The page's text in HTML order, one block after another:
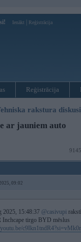
Ienākt Reģistrācija
Reģistrācija
rakstura
ar jauniem auto
09:02
2025, 15:48:37 @casivupi
Inchcape tirgo BYD mēslus
youtu.be/